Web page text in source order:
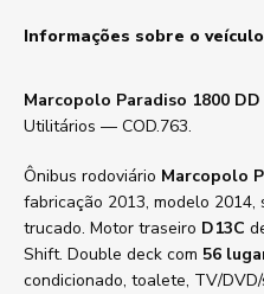
Informações sobre o veículo
Marcopolo Paradiso 1800 DD
Utilitários — COD.763.
Ônibus rodoviário Marcopolo
fabricação 2013, modelo 2014,
trucado. Motor traseiro D13C
Shift. Double deck com 56
condicionado, toalete, TV/